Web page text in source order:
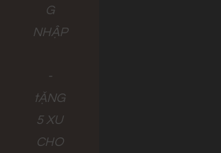
G
NHẬP
-
tẶNG
5 XU
CHO